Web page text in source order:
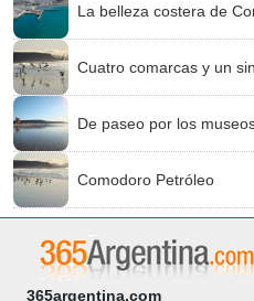
La belleza costera de
Cuatro comarcas y un
De paseo por los
Comodoro Petróleo
365argentina.com